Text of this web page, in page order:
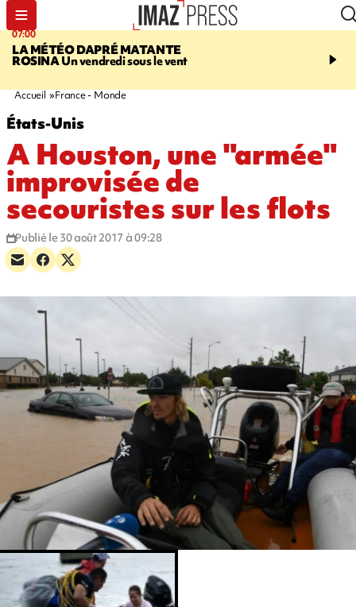
07:00
LA MÉTÉO DAPRÉ MATANTE
ROSINAUn vendredi sous le vent
07:58
téléphérique Papang
Accueil France - Monde
États-Unis
A Houston, une "armée"
improvisée de
secouristes sur les flots
Publié le 30 août 2017 à 09:28